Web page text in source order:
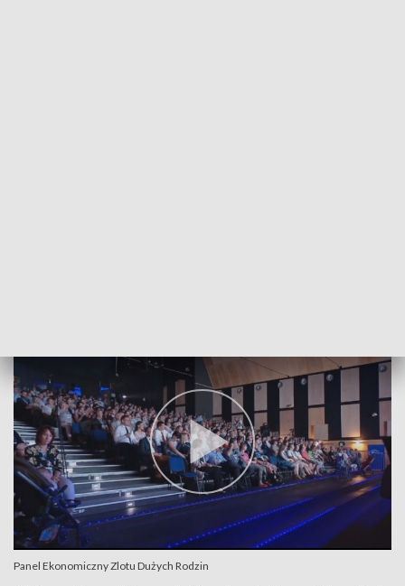
Panel Ekonomiczny Zlotu Dużych Rodzin